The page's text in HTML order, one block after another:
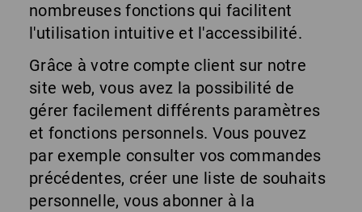
nombreuses fonctions qui facilitent
l'utilisation intuitive et l'accessibilité.
Grâce à votre compte client sur notre
site web, vous avez la possibilité de
gérer facilement différents paramètres
et fonctions personnels. Vous pouvez
par exemple consulter vos commandes
précédentes, créer une liste de souhaits
personnelle, vous abonner à la